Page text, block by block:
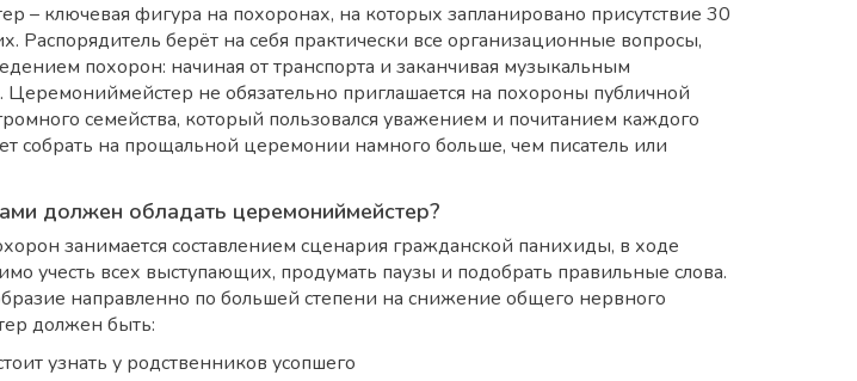
– ключевая фигура на похоронах, на которых запланировано присутствие 30
Распорядитель берёт на себя практически все организационные вопросы,
похорон: начиная от транспорта и заканчивая музыкальным
не обязательно приглашается на похороны публичной
семейства, который пользовался уважением и почитанием каждого
собрать на прощальной церемонии намного больше, чем писатель или
должен обладать церемониймейстер?
занимается составлением сценария гражданской панихиды, в ходе
учесть всех выступающих, продумать паузы и подобрать правильные слова.
направленно по большей степени на снижение общего нервного
должен быть:
узнать у родственников усопшего